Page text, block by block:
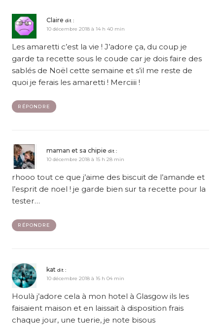
Claire dit :
10 décembre 2018 à 14 h 40 min
Les amaretti c’est la vie ! J’adore ça, du coup je
garde ta recette sous le coude car je dois faire des
sablés de Noël cette semaine et s’il me reste de
quoi je ferais les amaretti ! Merciiii !
RÉPONDRE
maman et sa chipie dit :
10 décembre 2018 à 15 h 28 min
rhooo tout ce que j’aime des biscuit de l’amande et
l’esprit de noel ! je garde bien sur ta recette pour la
tester…
RÉPONDRE
kat dit :
10 décembre 2018 à 16 h 04 min
Houlà j’adore cela à mon hotel à Glasgow ils les
faisaient maison et en laissait à disposition frais
chaque jour, une tuerie, je note bisous